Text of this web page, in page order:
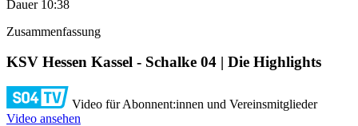
Dauer10:38
Zusammenfassung
KSV Hessen Kassel - Schalke 04 | Die Highlights
Video für Abonnent:innen und Vereinsmitglieder
Video ansehen